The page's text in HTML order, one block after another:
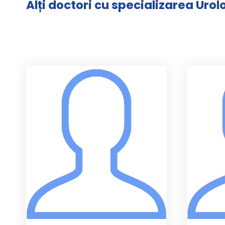
Alți doctori cu specializarea